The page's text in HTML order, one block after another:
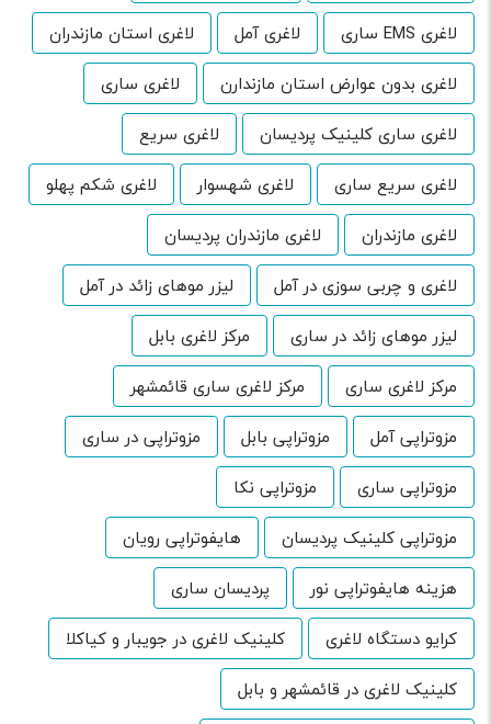
لاغری EMS ساری
لاغری آمل
لاغری استان مازندران
لاغری بدون عوارض استان مازندارن
لاغری ساری
لاغری ساری کلینیک پردیسان
لاغری سریع
لاغری سریع ساری
لاغری شهسوار
لاغری شکم پهلو
لاغری مازندران
لاغری مازندران پردیسان
لاغری و چربی سوزی در آمل
لیزر موهای زائد در آمل
لیزر موهای زائد در ساری
مرکز لاغری بابل
مرکز لاغری ساری
مرکز لاغری ساری قائمشهر
مزوتراپی آمل
مزوتراپی بابل
مزوتراپی در ساری
مزوتراپی ساری
مزوتراپی نکا
مزوتراپی کلینیک پردیسان
هایفوتراپی رویان
هزینه هایفوتراپی نور
پردیسان ساری
کرایو دستگاه لاغری
کلینیک لاغری در جویبار و کیاکلا
کلینیک لاغری در قائمشهر و بابل